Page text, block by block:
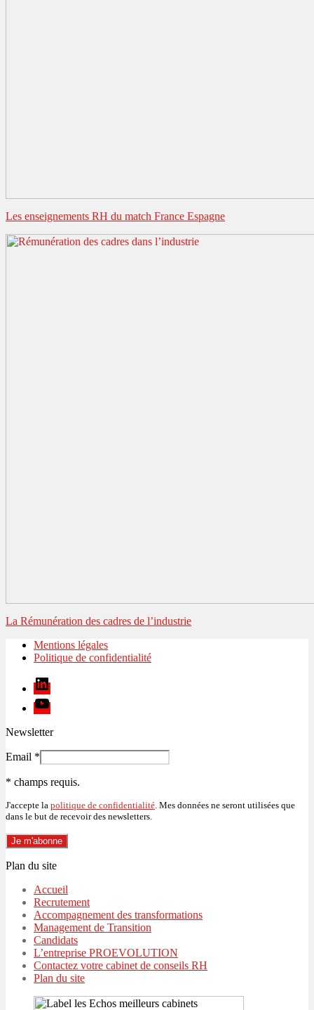
Les enseignements RH du match France Espagne
La Rémunération des cadres de l’industrie
Mentions légales
Politique de confidentialité
Linkedin
Youtube
Newsletter
Email *
* champs requis.
J'accepte la politique de confidentialité . Mes données ne seront utilisées que
dans le but de recevoir des newsletters.
Plan du site
Accueil
Recrutement
Accompagnement des transformations
Management de Transition
Candidats
L’entreprise PROEVOLUTION
Contactez votre cabinet de conseils RH
Plan du site